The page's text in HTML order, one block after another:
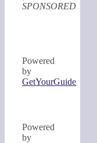
SPONSORED
Powered
by
GetYourGuide
Powered
by